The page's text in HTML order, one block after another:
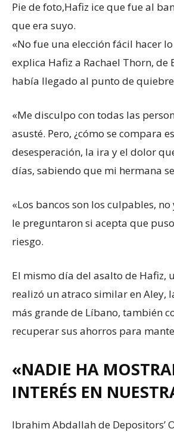
Pie de foto,Hafiz ice que fue al
que era suyo.
«No fue una elección fácil hacer
explica Hafiz a Rachael Thorn, de
había llegado al punto de
«Me disculpo con todas las
asusté. Pero, ¿cómo se compara
desesperación, la ira y el dolor
días, sabiendo que mi hermana
«Los bancos son los culpables,
le preguntaron si acepta que
riesgo.
El mismo día del asalto de Hafiz,
realizó un atraco similar en Aley,
más grande de Líbano, también
recuperar sus ahorros para
«NADIE HA
INTERÉS EN
Ibrahim Abdallah de Depositors’